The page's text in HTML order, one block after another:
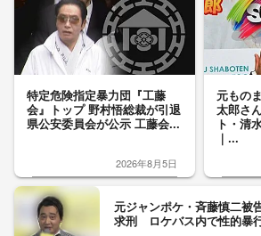
特定危険指定暴力団『工藤
会』トップ 野村悟総裁が引退
県公安委員会が公示 工藤会...
2026年8月5日
元もの
太郎さ
ト・清
｜...
元ジャンポケ・斉藤慎二被
求刑 ロケバス内で性的暴